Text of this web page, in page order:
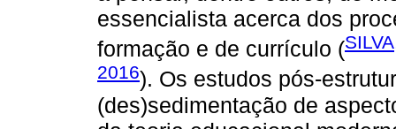
essencialista acerca dos
formação e de currículo (
2016). Os estudos pós-
(des)sedimentação de